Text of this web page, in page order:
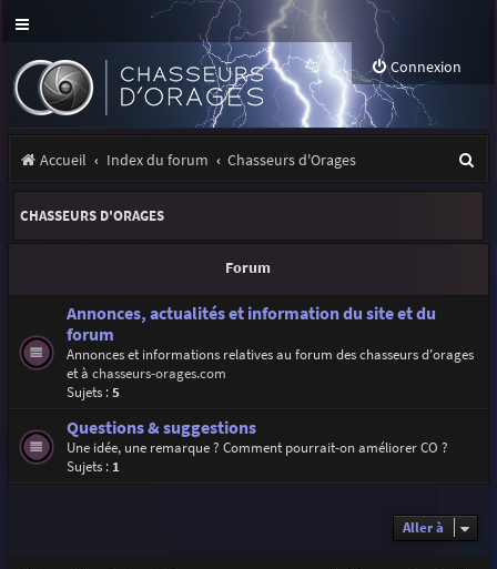
Connexion
Accueil Index du forum Chasseurs d'Orages
e
e
CHASSEURS D'ORAGES
Forum
Annonces, actualités et information du site et du
forum
Annonces et informations relatives au forum des chasseurs d'orages
et à chasseurs-orages.com
Sujets :5
Questions & suggestions
Une idée, une remarque ? Comment pourrait-on améliorer CO ?
Sujets : 1
Aller à